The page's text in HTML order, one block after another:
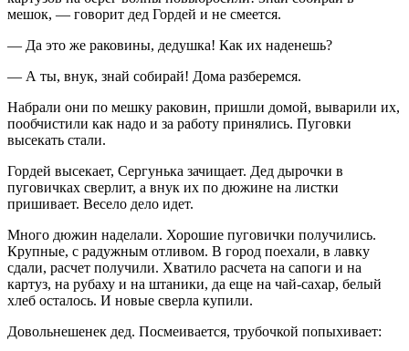
мешок, — говорит дед Гордей и не смеется.
— Да это же раковины, дедушка! Как их наденешь?
— А ты, внук, знай собирай! Дома разберемся.
Набрали они по мешку раковин, пришли домой, выварили их,
пообчистили как надо и за работу принялись. Пуговки
высекать стали.
Гордей высекает, Сергунька зачищает. Дед дырочки в
пуговичках сверлит, а внук их по дюжине на листки
пришивает. Весело дело идет.
Много дюжин наделали. Хорошие пуговички получились.
Крупные, с радужным отливом. В город поехали, в лавку
сдали, расчет получили. Хватило расчета на сапоги и на
картуз, на рубаху и на штаники, да еще на чай-сахар, белый
хлеб осталось. И новые сверла купили.
Довольнешенек дед. Посмеивается, трубочкой попыхивает: